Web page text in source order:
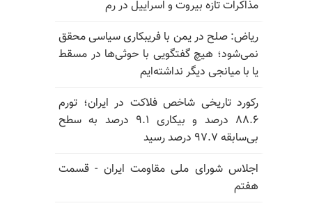
مذاکرات تازه بیروت و اسراییل در رم
ریاض: صلح در یمن با فریبکاری سیاسی محقق
نمی‌شود؛ هیچ گفتگویی با حوثی‌ها در مسقط
یا با میانجی دیگر نداشته‌ایم
رکورد تاریخی شاخص فلاکت در ایران؛ تورم
۸۸.۶ درصد و بیکاری ۹.۱ درصد به سطح
بی‌سابقه ۹۷.۷ درصد رسید
اجلاس شورای ملی مقاومت ایران - قسمت
هفتم